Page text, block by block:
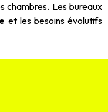
chambres. Les bureaux
et les besoins évolutifs